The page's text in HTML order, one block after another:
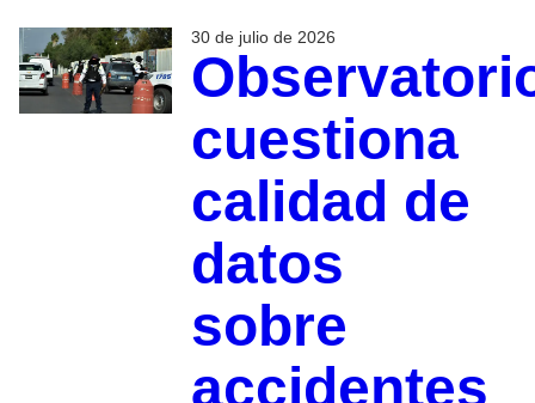
30 de julio de 2026
cuestiona
calidad de
datos
sobre
accidentes